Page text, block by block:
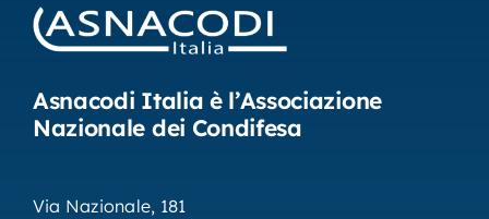
Asnacodi Italia è l’Associazione
Nazionale dei Condifesa
Via Nazionale, 181